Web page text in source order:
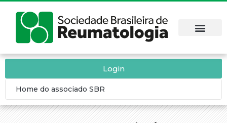
Login
Home do associado SBR